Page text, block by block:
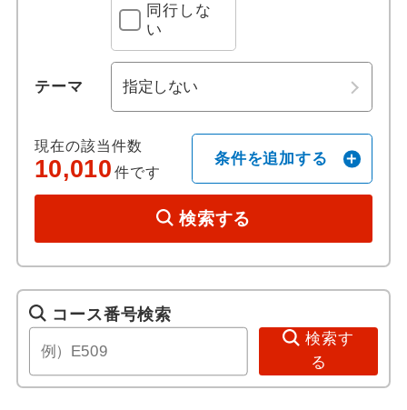
同行しな
い
テーマ
現在の該当件数
10,010 件です
条件を追加する
検索する
ホテル日本語スタッフ
往復送迎付き
世界遺産
美術館・博物館
寺社・札所めぐり
コース番号検索
検索す
る